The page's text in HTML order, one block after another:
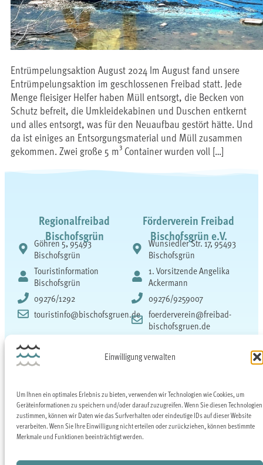
Einwilligung verwalten
Um Ihnen ein optimales Erlebnis zu bieten, verwenden wir Technologien wie Cookies, um
Geräteinformationen zu speichern und/oder darauf zuzugreifen. Wenn Sie diesen Technologien
zustimmen, können wir Daten wie das Surfverhalten oder eindeutige IDs auf dieser Website
verarbeiten. Wenn Sie Ihre Einwilligung nicht erteilen oder zurückziehen, können bestimmte
Merkmale und Funktionen beeinträchtigt werden.
Entrümpelungsaktion August 2024 Im August fand unsere
Entrümpelungsaktion im geschlossenen Freibad statt. Jede
Menge fleisiger Helfer haben Müll entsorgt, die Becken von
Schutz befreit, die Umkleidekabinen und Duschen entkernt
und alles entsorgt, was für den Neuaufbau gestört hätte. Und
da ist einiges an Entsorgungsmaterial und Müll zusammen
gekommen. Zwei große 5 m³ Container wurden voll […]
Regionalfreibad
Bischofsgrün
Göhren 5, 95493
Bischofsgrün
Touristinformation
Bischofsgrün
09276/1292
touristinfo@bischofsgruen.de
Förderverein Freibad
Bischofsgrün e.V.
Wunsiedler Str. 17, 95493
Bischofsgrün
1. Vorsitzende Angelika
Ackermann
09276/9259007
foerderverein@freibad-
bischofsgruen.de
Impressum
Datenschutz